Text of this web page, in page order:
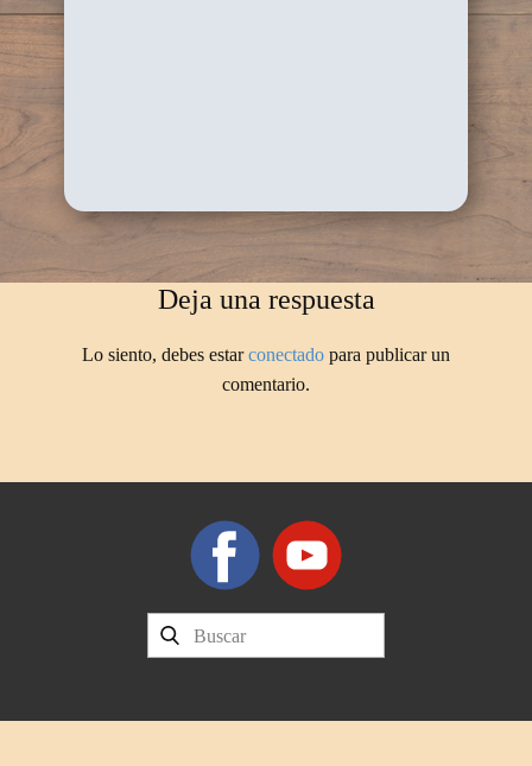
Deja una respuesta
Lo siento, debes estarconectado para publicar un
comentario.